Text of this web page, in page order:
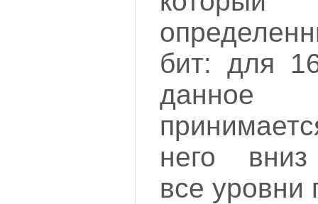
бит: для
него вниз
все уровни